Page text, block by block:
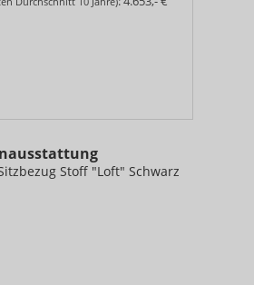
Stoff "Loft" Schwarz